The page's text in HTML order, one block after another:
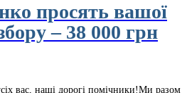
просять вашої
– 38 000 грн
вас, наші дорогі помічники!Ми разом